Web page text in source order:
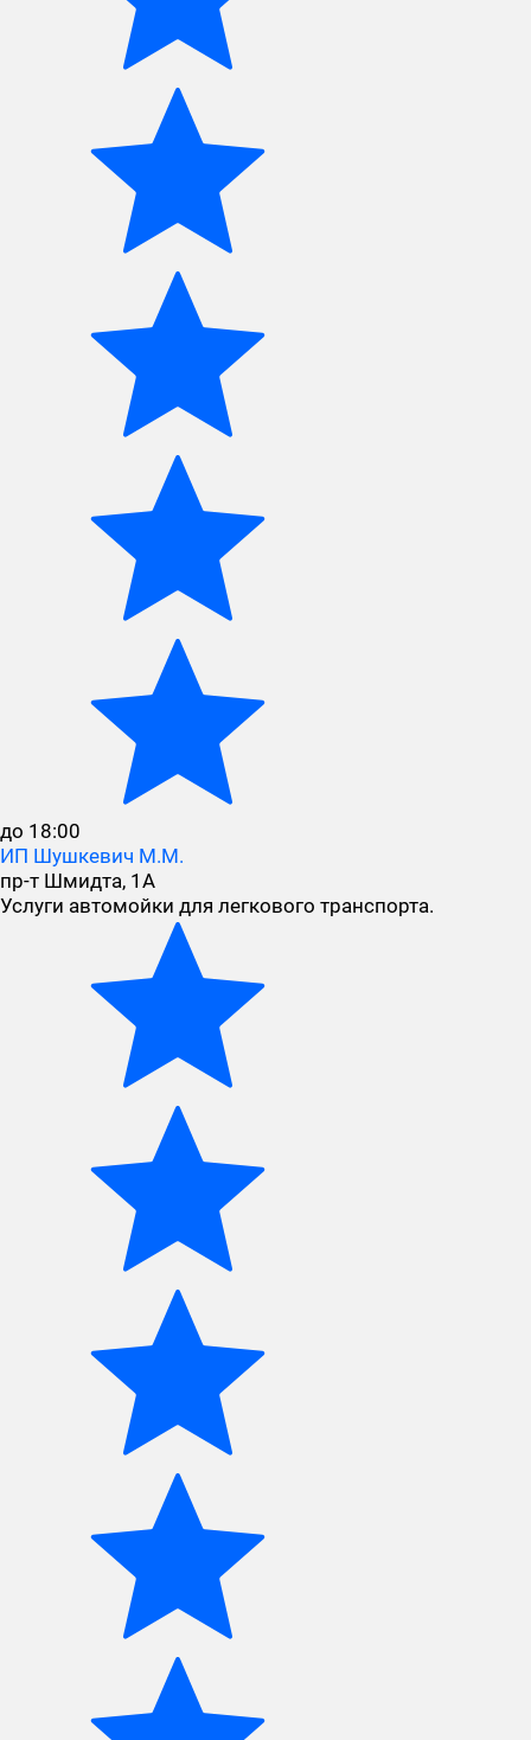
до 18:00
ИП Шушкевич М.М.
пр-т Шмидта, 1А
Услуги автомойки для легкового транспорта.